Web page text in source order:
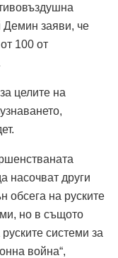
Демин заяви, че
100 от
целите на
насочват други
обсега на руските
но в същото
системи за
война“,